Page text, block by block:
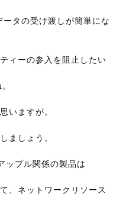
タの受け渡しが簡単にな
ィーの参入を阻止したい
いますが。
ましょう。
ップル関係の製品は
、ネットワークリソース